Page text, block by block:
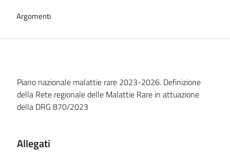
Argomenti
Piano nazionale malattie rare 2023-2026. Definizione
della Rete regionale delle Malattie Rare in attuazione
della DRG 870/2023
Allegati